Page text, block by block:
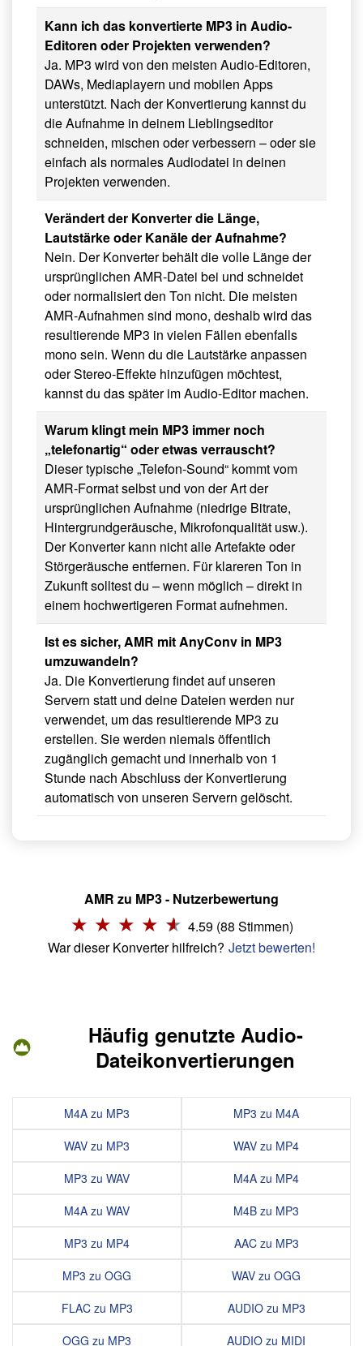
Kann ich das konvertierte MP3 in Audio-
Editoren oder Projekten verwenden?
Ja. MP3 wird von den meisten Audio-Editoren,
DAWs, Mediaplayern und mobilen Apps
unterstützt. Nach der Konvertierung kannst du
die Aufnahme in deinem Lieblingseditor
schneiden, mischen oder verbessern – oder sie
einfach als normales Audiodatei in deinen
Projekten verwenden.
Verändert der Konverter die Länge,
Lautstärke oder Kanäle der Aufnahme?
Nein. Der Konverter behält die volle Länge der
ursprünglichen AMR-Datei bei und schneidet
oder normalisiert den Ton nicht. Die meisten
AMR-Aufnahmen sind mono, deshalb wird das
resultierende MP3 in vielen Fällen ebenfalls
mono sein. Wenn du die Lautstärke anpassen
oder Stereo-Effekte hinzufügen möchtest,
kannst du das später im Audio-Editor machen.
Warum klingt mein MP3 immer noch
„telefonartig“ oder etwas verrauscht?
Dieser typische „Telefon-Sound“ kommt vom
AMR-Format selbst und von der Art der
ursprünglichen Aufnahme (niedrige Bitrate,
Hintergrundgeräusche, Mikrofonqualität usw.).
Der Konverter kann nicht alle Artefakte oder
Störgeräusche entfernen. Für klareren Ton in
Zukunft solltest du – wenn möglich – direkt in
einem hochwertigeren Format aufnehmen.
Ist es sicher, AMR mit AnyConv in MP3
umzuwandeln?
Ja. Die Konvertierung findet auf unseren
Servern statt und deine Dateien werden nur
verwendet, um das resultierende MP3 zu
erstellen. Sie werden niemals öffentlich
zugänglich gemacht und innerhalb von 1
Stunde nach Abschluss der Konvertierung
automatisch von unseren Servern gelöscht.
AMR zu MP3 - Nutzerbewertung
4.59 (88 Stimmen)
War dieser Konverter hilfreich? Jetzt bewerten!
Häufig genutzte Audio-
Dateikonvertierungen
M4A zu MP3
WAV zu MP3
MP3 zu WAV
M4A zu WAV
MP3 zu MP4
MP3 zu OGG
FLAC zu MP3
OGG zu MP3
MP3 zu M4A
WAV zu MP4
M4A zu MP4
M4B zu MP3
AAC zu MP3
WAV zu OGG
AUDIO zu MP3
AUDIO zu MIDI